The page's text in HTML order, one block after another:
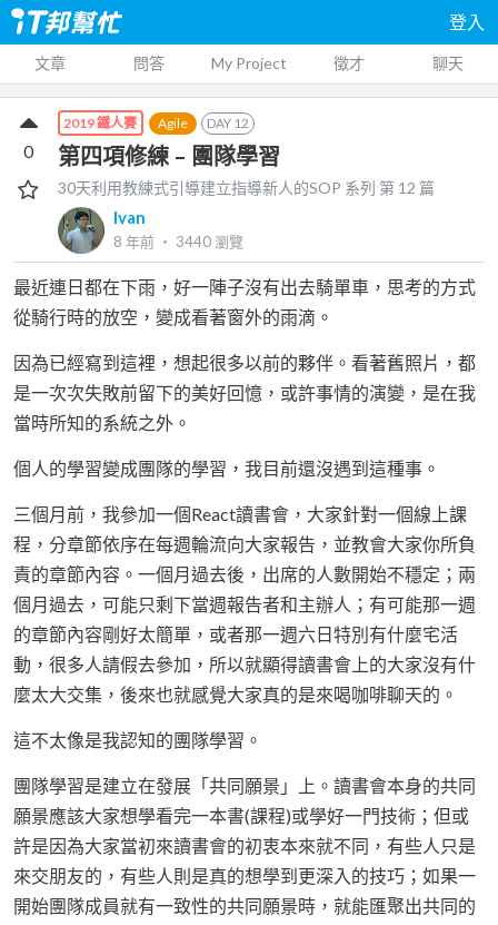
登入
文章 問答 My Project 徵才 聊天
2019 鐵人賽 Agile DAY 12
第四項修練 – 團隊學習
30天利用教練式引導建立指導新人的SOP 系列 第 12 篇
Ivan
8 年前 ‧ 3440瀏覽
0
最近連日都在下雨，好一陣子沒有出去騎單車，思考的方式
從騎行時的放空，變成看著窗外的雨滴。
因為已經寫到這裡，想起很多以前的夥伴。看著舊照片，都
是一次次失敗前留下的美好回憶，或許事情的演變，是在我
當時所知的系統之外。
個人的學習變成團隊的學習，我目前還沒遇到這種事。
三個月前，我參加一個React讀書會，大家針對一個線上課
程，分章節依序在每週輪流向大家報告，並教會大家你所負
責的章節內容。一個月過去後，出席的人數開始不穩定；兩
個月過去，可能只剩下當週報告者和主辦人；有可能那一週
的章節內容剛好太簡單，或者那一週六日特別有什麼宅活
動，很多人請假去參加，所以就顯得讀書會上的大家沒有什
麼太大交集，後來也就感覺大家真的是來喝咖啡聊天的。
這不太像是我認知的團隊學習。
團隊學習是建立在發展「共同願景」上。讀書會本身的共同
願景應該大家想學看完一本書(課程)或學好一門技術；但或
許是因為大家當初來讀書會的初衷本來就不同，有些人只是
來交朋友的，有些人則是真的想學到更深入的技巧；如果一
開始團隊成員就有一致性的共同願景時，就能匯聚出共同的